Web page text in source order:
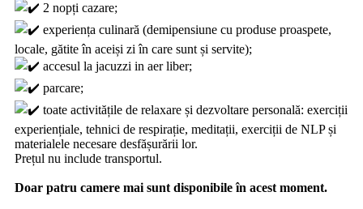
2 nopți cazare;
experiența culinară (demipensiune cu produse proaspete,
locale, gătite în aceiși zi în care sunt și servite);
accesul la jacuzzi in aer liber;
parcare;
toate activitățile de relaxare și dezvoltare personală: exerciții
experiențiale, tehnici de respirație, meditații, exerciții de NLP și
materialele necesare desfășurării lor.
Prețul nu include transportul.
Doar patru camere mai sunt disponibile în acest moment.